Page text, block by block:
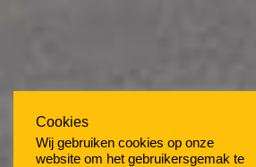
Cookies
Wij gebruiken cookies op onze
website om het gebruikersgemak te